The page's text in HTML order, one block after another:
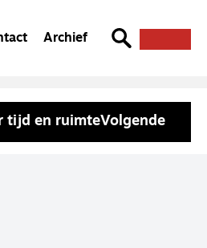
Archief
tijd en ruimteVolgende